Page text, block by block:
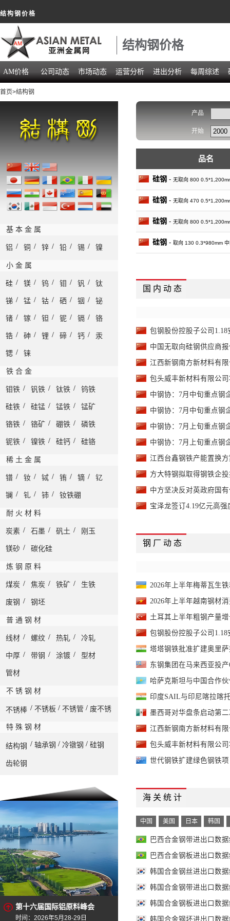
结构钢价格
结构钢价格
AM价格 公司动态 市场动态 运营分析 进出分析 每周综述
首页>结构钢
基 本 金 属
铝 / 铜 / 锌 / 铅 / 锡 / 镍
小 金 属
硅 / 镁 / 钨 / 钼 / 钒 / 钛
锑 / 锰 / 钴 / 硒 / 铟 / 铋
锗 / 镓 / 钽 / 铌 / 镉 / 铬
锆 / 砷 / 锂 / 碲 / 钙 / 汞
锶 / 铼
铁 合 金
钼铁 / 钒铁 / 钛铁 / 钨铁
硅铁 / 硅锰 / 锰铁 / 锰矿
铬铁 / 铬矿 / 硼铁 / 磷铁
铌铁 / 镍铁 / 硅钙 / 硅铬
稀 土 金 属
镨 / 钕 / 铽 / 铕 / 镝 / 钇
镧 / 钆 / 铈 / 钕铁硼
耐 火 材 料
炭素 / 石墨 / 矾土 / 刚玉
镁砂 / 碳化硅
炼 钢 原 料
煤炭 / 焦炭 / 铁矿 / 生铁
废钢 / 钢坯
普 通 钢 材
线材 / 螺纹 / 热轧 / 冷轧
中厚 / 带钢 / 涂镀 / 型材
管材
不 锈 钢 材
不锈棒 / 不锈板 / 不锈管 / 废不锈
特 殊 钢 材
结构钢 / 轴承钢 / 冷镦钢 / 硅钢
齿轮钢
第十六届国际铝原料峰会
时间：2026年5月28-29日
产品
开始
品名
硅钢 - 无取向 800
硅钢 - 无取向 470
硅钢 - 无取向 800
硅钢 - 取向 130 0.3*980mm
国 内 动 态
包钢股份控股子公司
中国无取向硅钢供应商
江西新钢南方新材料有
包头威丰新材料有限公
中钢协：7月中旬重点钢
中钢协：7月中旬重点钢
中钢协：7月上旬重点钢
中钢协：7月上旬重点钢
江西台鑫钢铁产能置换
方大特钢拟取得钢铁企
中方坚决反对英政府国
宝泽龙签订4.19亿元高
钢 厂 动 态
2026年上半年梅蒂瓦生
2026年上半年越南钢材
土耳其上半年粗钢产量
包钢股份控股子公司
塔塔钢铁批准扩建奥里
东钢集团在马来西亚投
哈萨克斯坦与中国合作
印度SAIL与印尼喀拉喀
墨西哥对华盘条启动第
江西新钢南方新材料有
包头威丰新材料有限公
世代钢铁扩建绿色钢铁
海 关 统 计
中国 美国 日本 韩国
巴西合金钢带进出口数据
巴西合金钢板进出口数据
韩国合金钢丝进出口数据
韩国合金钢带进出口数据
韩国合金钢板进出口数据
韩国合金钢坯进出口数据